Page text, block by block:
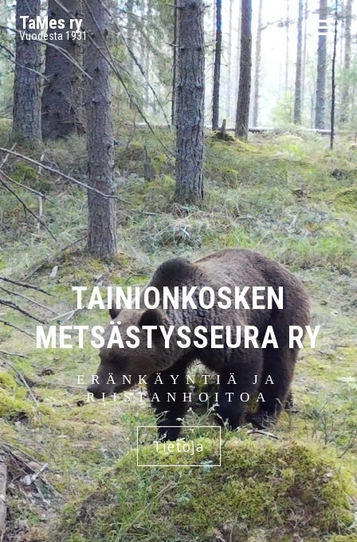
TaMes ry
Vuodesta 1931
TAINIONKOSKEN
METSÄSTYSSEURA RY
ERÄNKÄYNTIÄ JA
RIISTANHOITOA
Tietoja